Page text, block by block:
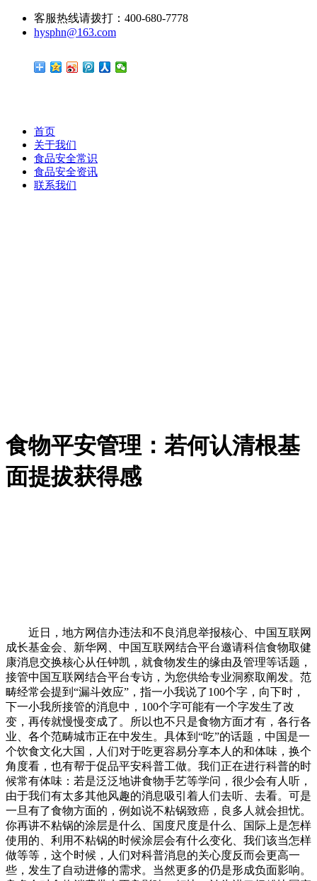
客服热线请拨打：400-680-7778
hysphn@163.com
首页
关于我们
食品安全常识
食品安全资讯
联系我们
食物平安管理：若何认清根基
面提拔获得感
近日，地方网信办违法和不良消息举报核心、中国互联网
成长基金会、新华网、中国互联网结合平台邀请科信食物取健
康消息交换核心从任钟凯，就食物发生的缘由及管理等话题，
接管中国互联网结合平台专访，为您供给专业洞察取阐发。范
畴经常会提到“漏斗效应”，指一小我说了100个字，向下时，
下一小我所接管的消息中，100个字可能有一个字发生了改
变，再传就慢慢变成了。所以也不只是食物方面才有，各行各
业、各个范畴城市正在中发生。具体到“吃”的话题，中国是一
个饮食文化大国，人们对于吃更容易分享本人的和体味，换个
角度看，也有帮于促品平安科普工做。我们正在进行科普的时
候常有体味：若是泛泛地讲食物手艺等学问，很少会有人听，
由于我们有太多其他风趣的消息吸引着人们去听、去看。可是
一旦有了食物方面的，例如说不粘锅致癌，良多人就会担忧。
你再讲不粘锅的涂层是什么、国度尺度是什么、国际上是怎样
使用的、利用不粘锅的时候涂层会有什么变化、我们该当怎样
做等等，这个时候，人们对科普消息的关心度反而会更高一
些，发生了自动进修的需求。当然更多的仍是形成负面影响。